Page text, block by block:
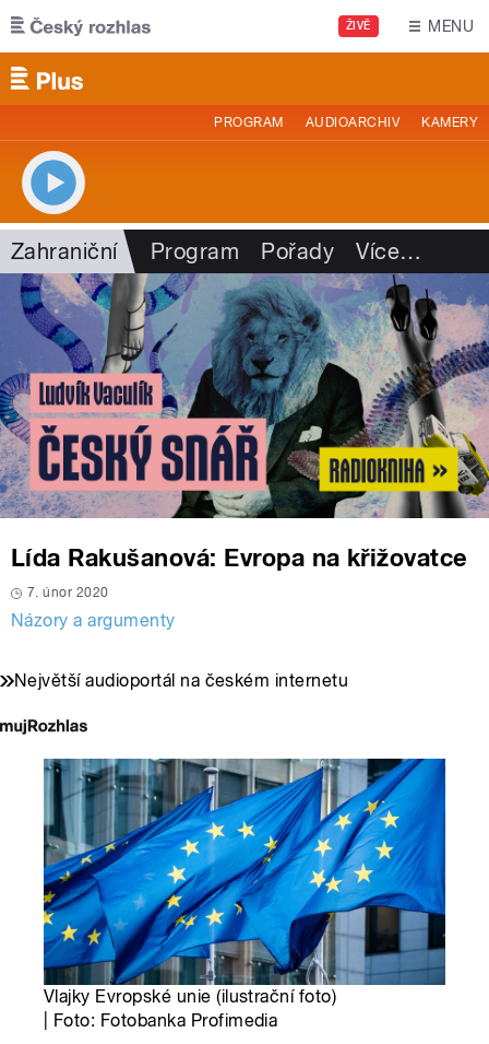
Přejít k hlavnímu obsahu
ŽIVĚ MENU
PROGRAM AUDIOARCHIV KAMERY
Zahraniční Program Pořady Více…
Lída Rakušanová: Evropa na křižovatce
7. únor 2020
Názory a argumenty
Největší audioportál na českém internetu
Vlajky Evropské unie (ilustrační foto)
| Foto: Fotobanka Profimedia